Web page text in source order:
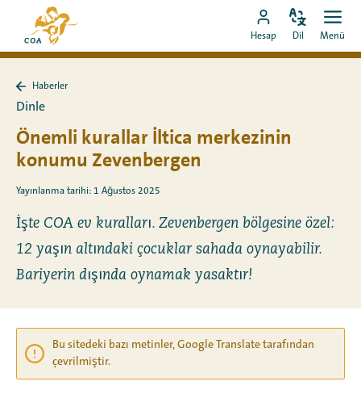
Doğrudan
içeriğe
git
MyCOA
ana
sayfasına
MyCOA
hesabına
Hesap
Dili
Dil
Aç
Menü
sayfasına
dön
Haberler
Dinle
Önemli kurallar İltica merkezinin
konumu Zevenbergen
Yayınlanma tarihi: 1 Ağustos 2025
İşte COA ev kuralları. Zevenbergen bölgesine özel:
12 yaşın altındaki çocuklar sahada oynayabilir.
Bariyerin dışında oynamak yasaktır!
Bu sitedeki bazı metinler, Google Translate tarafından
çevrilmiştir.